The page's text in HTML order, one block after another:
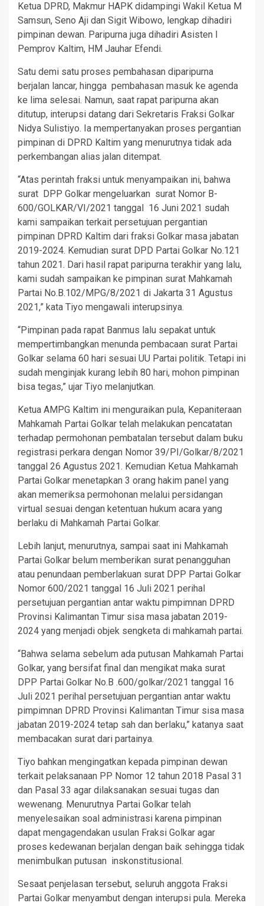
Ketua DPRD, Makmur HAPK didampingi Wakil Ketua M
Samsun, Seno Aji dan Sigit Wibowo, lengkap dihadiri
pimpinan dewan. Paripurna juga dihadiri Asisten I
Pemprov Kaltim, HM Jauhar Efendi.
Satu demi satu proses pembahasan diparipurna
berjalan lancar, hingga pembahasan masuk ke agenda
ke lima selesai. Namun, saat rapat paripurna akan
ditutup, interupsi datang dari Sekretaris Fraksi Golkar
Nidya Sulistiyo. Ia mempertanyakan proses pergantian
pimpinan di DPRD Kaltim yang menurutnya tidak ada
perkembangan alias jalan ditempat.
“Atas perintah fraksi untuk menyampaikan ini, bahwa
surat DPP Golkar mengeluarkan surat Nomor B-
600/GOLKAR/VI/2021 tanggal 16 Juni 2021 sudah
kami sampaikan terkait persetujuan pergantian
pimpinan DPRD Kaltim dari fraksi Golkar masa jabatan
2019-2024. Kemudian surat DPD Partai Golkar No.121
tahun 2021. Dari hasil rapat paripurna terakhir yang lalu,
kami sudah sampaikan ke pimpinan surat Mahkamah
Partai No.B.102/MPG/8/2021 di Jakarta 31 Agustus
2021,” kata Tiyo mengawali interupsinya.
“Pimpinan pada rapat Banmus lalu sepakat untuk
mempertimbangkan menunda pembacaan surat Partai
Golkar selama 60 hari sesuai UU Partai politik. Tetapi ini
sudah menginjak kurang lebih 80 hari, mohon pimpinan
bisa tegas,” ujar Tiyo melanjutkan.
Ketua AMPG Kaltim ini menguraikan pula, Kepaniteraan
Mahkamah Partai Golkar telah melakukan pencatatan
terhadap permohonan pembatalan tersebut dalam buku
registrasi perkara dengan Nomor 39/PI/Golkar/8/2021
tanggal 26 Agustus 2021. Kemudian Ketua Mahkamah
Partai Golkar menetapkan 3 orang hakim panel yang
akan memeriksa permohonan melalui persidangan
virtual sesuai dengan ketentuan hukum acara yang
berlaku di Mahkamah Partai Golkar.
Lebih lanjut, menurutnya, sampai saat ini Mahkamah
Partai Golkar belum memberikan surat penangguhan
atau penundaan pemberlakuan surat DPP Partai Golkar
Nomor 600/2021 tanggal 16 Juli 2021 perihal
persetujuan pergantian antar waktu pimpimnan DPRD
Provinsi Kalimantan Timur sisa masa jabatan 2019-
2024 yang menjadi objek sengketa di mahkamah partai.
“Bahwa selama sebelum ada putusan Mahkamah Partai
Golkar, yang bersifat final dan mengikat maka surat
DPP Partai Golkar No.B .600/golkar/2021 tanggal 16
Juli 2021 perihal persetujuan pergantian antar waktu
pimpimnan DPRD Provinsi Kalimantan Timur sisa masa
jabatan 2019-2024 tetap sah dan berlaku,” katanya saat
membacakan surat dari partainya.
Tiyo bahkan mengingatkan kepada pimpinan dewan
terkait pelaksanaan PP Nomor 12 tahun 2018 Pasal 31
dan Pasal 33 agar dilaksanakan sesuai tugas dan
wewenang. Menurutnya Partai Golkar telah
menyelesaikan soal administrasi karena pimpinan
dapat mengagendakan usulan Fraksi Golkar agar
proses kedewanan berjalan dengan baik sehingga tidak
menimbulkan putusan inskonstitusional.
Sesaat penjelasan tersebut, seluruh anggota Fraksi
Partai Golkar menyambut dengan interupsi pula. Mereka